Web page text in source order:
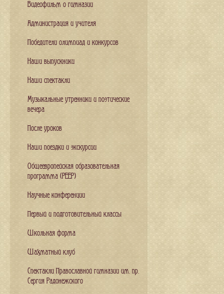
Видеофильм о гимназии
Администрация и учителя
Победители олимпиад и конкурсов
Наши выпускники
Наши спектакли
Музыкальные утренники и поэтические
вечера
После уроков
Наши поездки и экскурсии
Общеевропейская образовательная
программа (PEEP)
Научные конференции
Первый и подготовительный классы
Школьная форма
Шахматный клуб
Спектакли Православной гимназии им. пр.
Сергия Радонежского